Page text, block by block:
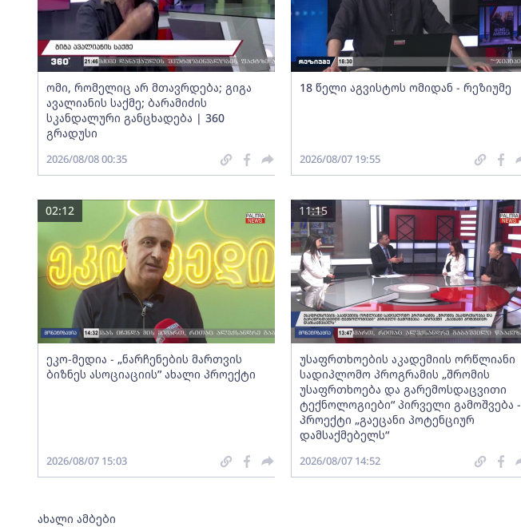
ომი, რომელიც არ მთავრდება; გიგა
ავალიანის საქმე; ბარამიძის
სკანდალური განცხადება | 360
გრადუსი
2026/08/08 00:35
18 წელი აგვისტოს ომიდან - რეზიუმე
2026/08/07 19:55
ეკო-მედია - „ნარჩენების მართვის
ბიზნეს ასოციაციის” ახალი პროექტი
02:12
2026/08/07 15:03
უსაფრთხოების აკადემიის ორწლიანი
სადიპლომო პროგრამის „შრომის
უსაფრთხოება და გარემოსდაცვითი
ტექნოლოგიები“ პირველი გამოშვება -
პროექტი „გაეცანი პოტენციურ
დამსაქმებელს“
11:15
2026/08/07 14:52
ახალი ამბები